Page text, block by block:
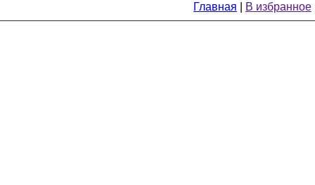
Главная В избранное